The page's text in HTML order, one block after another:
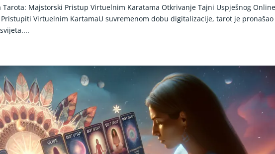
Tarota: Majstorski Pristup Virtuelnim Karatama Otkrivanje Tajni Uspješnog
Virtuelnim KartamaU suvremenom dobu digitalizacije, tarot je pronašao